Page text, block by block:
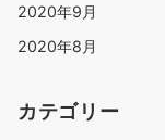
2020年9月
2020年8月
カテゴリー